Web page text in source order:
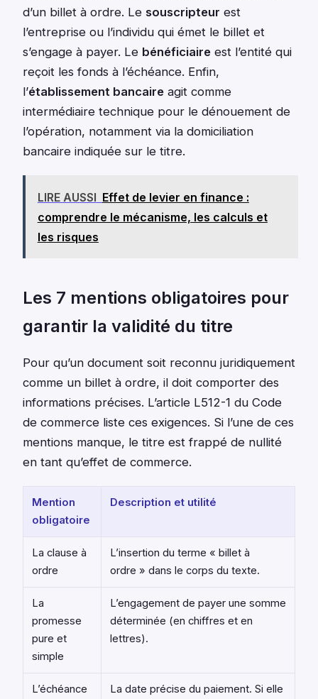
d’un billet à ordre. Le souscripteur est
l’entreprise ou l’individu qui émet le billet et
s’engage à payer. Le bénéficiaire est l’entité qui
reçoit les fonds à l’échéance. Enfin,
l’établissement bancaire agit comme
intermédiaire technique pour le dénouement de
l’opération, notamment via la domiciliation
bancaire indiquée sur le titre.
LIRE AUSSI Effet de levier en finance :
comprendre le mécanisme, les calculs et
les risques
Les 7 mentions obligatoires pour
garantir la validité du titre
Pour qu’un document soit reconnu juridiquement
comme un billet à ordre, il doit comporter des
informations précises. L’article L512-1 du Code
de commerce liste ces exigences. Si l’une de ces
mentions manque, le titre est frappé de nullité
en tant qu’effet de commerce.
Mention
obligatoire
Description et utilité
La clause à
ordre
L’insertion du terme « billet à
ordre » dans le corps du texte.
La
promesse
pure et
simple
L’engagement de payer une somme
déterminée (en chiffres et en
lettres).
L’échéance La date précise du paiement. Si elle